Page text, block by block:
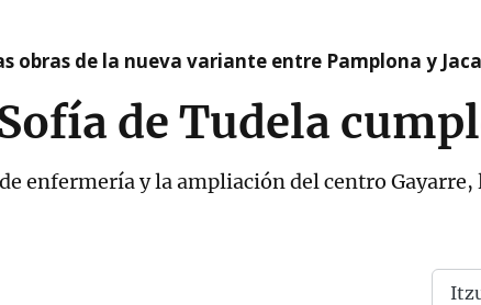
obras de la nueva variante entre Pamplona y Jaca
de Tudela
enfermería y la ampliación del centro